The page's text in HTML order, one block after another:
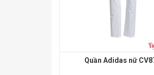
Quần Adidas nữ